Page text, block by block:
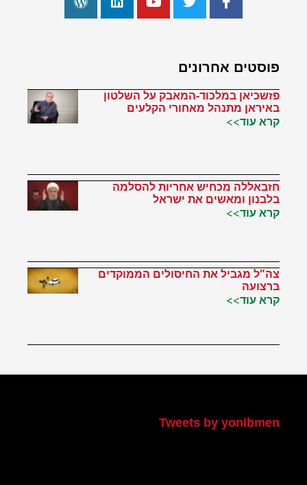
פוסטים אחרונים
פזשכיאן במלכוד-המאבק על השלטון
באיראן מתנהל מאחורי הקלעים
קרא עוד>>
חזבאללה מכחיש אחריות להסלמה
בלבנון ומאשים את ישראל
קרא עוד>>
צה"ל מגביל את החיסולים הממוקדים
ברצועה
קרא עוד>>
Tweets by yonibmen